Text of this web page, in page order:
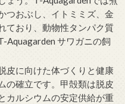
つおぶし、イトミミズ、金
ており、動物性タンパク質
Aquagarden サワガニの飼
皮に向けた体づくりと健康
の確立です。甲殻類は脱皮
カルシウムの安定供給が重